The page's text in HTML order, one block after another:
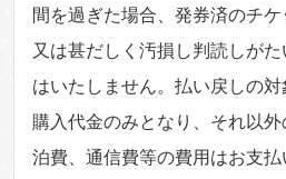
間を過ぎた場合、発券済のチケ
又は甚だしく汚損し判読しが
はいたしません。払い戻しの
購入代金のみとなり、それ以
泊費、通信費等の費用はお支払